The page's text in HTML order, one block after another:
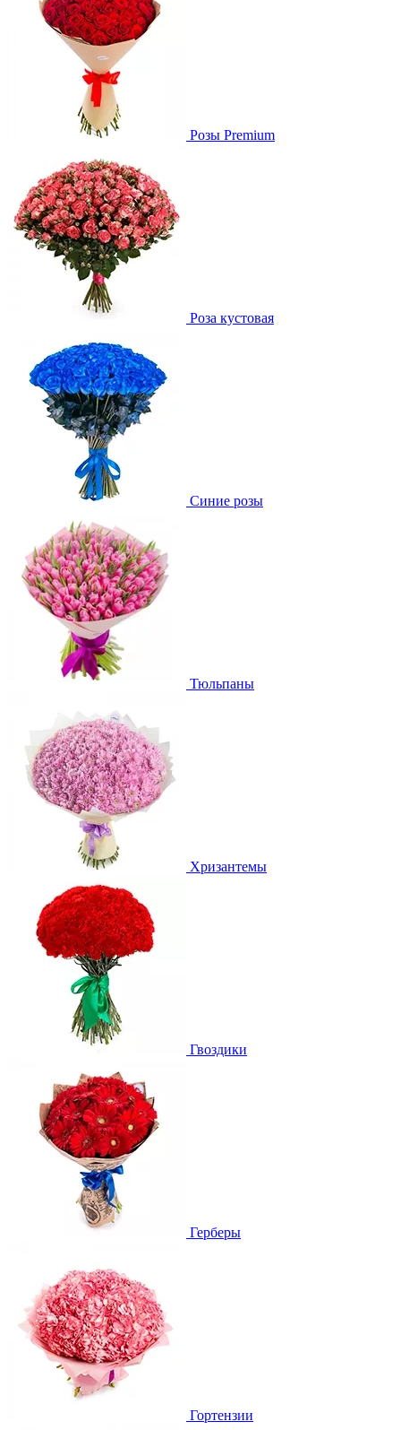
Розы Premium
Роза кустовая
Синие розы
Тюльпаны
Хризантемы
Гвоздики
Герберы
Гортензии